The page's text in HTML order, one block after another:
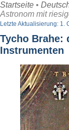
Startseite •
Astronom mit
Letzte Aktualisierung: 1.
Tycho Brahe:
Instrumenten